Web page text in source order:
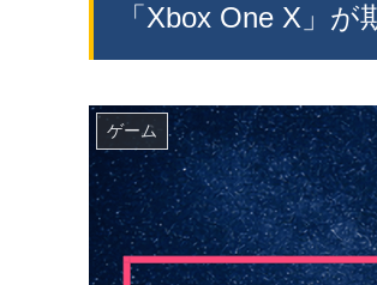
「Xbox One X」
ゲーム